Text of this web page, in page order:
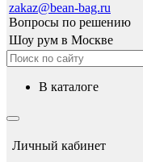
zakaz@bean-bag.ru
Вопросы по решению
Шоу рум в Москве
в каталоге
Личный кабинет